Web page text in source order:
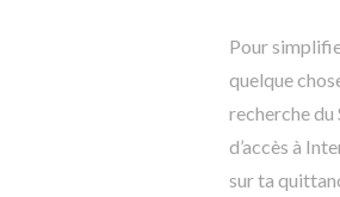
Pour
quelque
recherche du
d’accès à
sur ta